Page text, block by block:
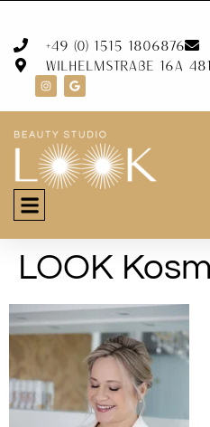
+49 (0) 1515 1806876
Wilhelmstraße 16A
LOOK